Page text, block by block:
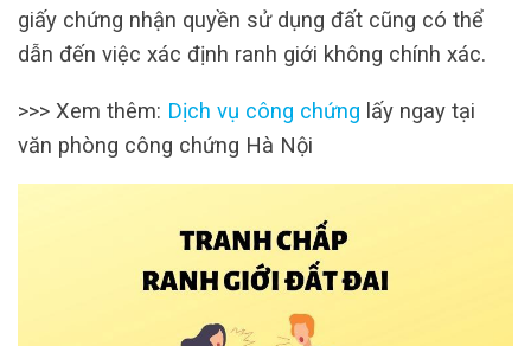
giấy chứng nhận quyền sử dụng đất cũng có thể
dẫn đến việc xác định ranh giới không chính xác.
>>> Xem thêm: Dịch vụ công chứng lấy ngay tại
văn phòng công chứng Hà Nội